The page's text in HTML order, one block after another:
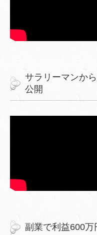
サラリーマンか
公開
副業で利益600